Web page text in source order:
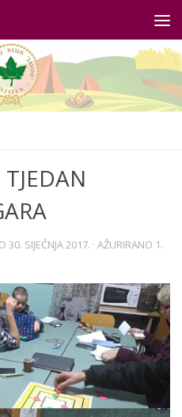
30. SIJEČNJA 2017. · AŽURIRANO 1.